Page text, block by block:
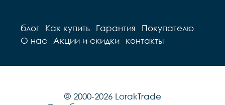
блог Как купить Гарантия
Покупателю
О нас
Акции и скидки контакты
© 2000-2026 LorakTrade